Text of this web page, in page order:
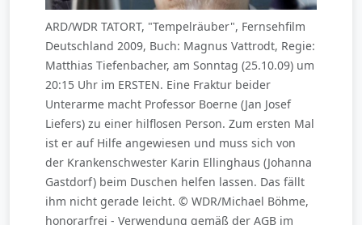
ARD/WDR TATORT, "Tempelräuber", Fernsehfilm
Deutschland 2009, Buch: Magnus Vattrodt, Regie:
Matthias Tiefenbacher, am Sonntag (25.10.09) um
20:15 Uhr im ERSTEN. Eine Fraktur beider
Unterarme macht Professor Boerne (Jan Josef
Liefers) zu einer hilflosen Person. Zum ersten Mal
ist er auf Hilfe angewiesen und muss sich von
der Krankenschwester Karin Ellinghaus (Johanna
Gastdorf) beim Duschen helfen lassen. Das fällt
ihm nicht gerade leicht. © WDR/Michael Böhme,
honorarfrei - Verwendung gemäß der AGB im